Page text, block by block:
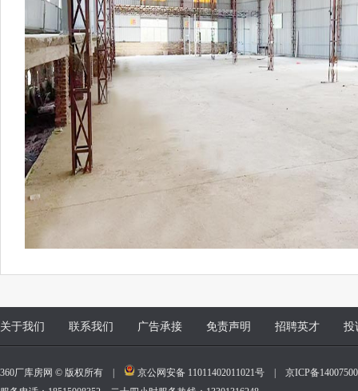
关于我们 联系我们 广告承接 免责声明 招聘英才 投
360厂库房网 © 版权所有 | 京公网安备 11011402011021号
京ICP备